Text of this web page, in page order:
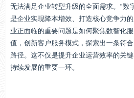
无法满足企业转型升级的全面需求。“数
是企业实现降本增效、打造核心竞争力
业正面临的重要问题是如何聚焦数智化
值，创新客户服务模式，探索出一条符
路径。这不仅是提升企业运营效率的关
持续发展的重要一环。